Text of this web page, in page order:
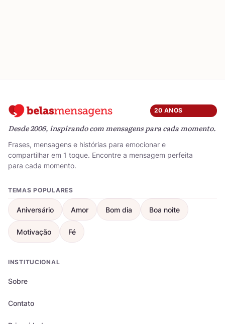
20 ANOS
Desde 2006, inspirando com mensagens para cada momento.
Frases, mensagens e histórias para emocionar e
compartilhar em 1 toque. Encontre a mensagem perfeita
para cada momento.
TEMAS POPULARES
Aniversário Amor Bom dia Boa noite
Motivação Fé
INSTITUCIONAL
Sobre
Contato